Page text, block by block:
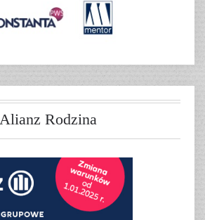
Alianz Rodzina